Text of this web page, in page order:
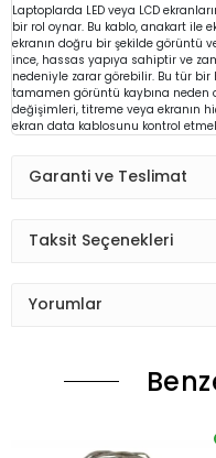
Laptoplarda LED veya LCD
bir rol oynar. Bu kablo, anakart ile
ekranın doğru bir şekilde görüntü
ince, hassas yapıya sahiptir ve
nedeniyle zarar görebilir. Bu tür
tamamen görüntü kaybına neden
değişimleri, titreme veya ekranın
ekran data kablosunu kontrol
Garanti ve Teslimat
Taksit Seçenekleri
Yorumlar